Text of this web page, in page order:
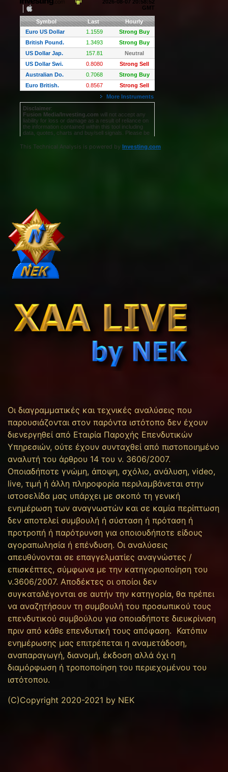
This Technical Analysis is powered by Investing.com
Οι διαγραμματικές και τεχνικές αναλύσεις που
παρουσιάζονται στον παρόντα ιστότοπο δεν έχουν
διενεργηθεί από Εταιρία Παροχής Επενδυτικών
Υπηρεσιών, ούτε έχουν συνταχθεί από πιστοποιημένο
αναλυτή του άρθρου 14 του ν. 3606/2007.
Οποιαδήποτε γνώμη, άποψη, σχόλιο, ανάλυση, video,
live, τιμή ή άλλη πληροφορία περιλαμβάνεται στην
ιστοσελίδα μας υπάρχει με σκοπό τη γενική
ενημέρωση των αναγνωστών και σε καμία περίπτωση
δεν αποτελεί συμβουλή ή σύσταση ή πρόταση ή
προτροπή ή παρότρυνση για οποιουδήποτε είδους
αγοραπωλησία ή επένδυση. Οι αναλύσεις
απευθύνονται σε επαγγελματίες αναγνώστες /
επισκέπτες, σύμφωνα με την κατηγοριοποίηση του
ν.3606/2007. Αποδέκτες οι οποίοι δεν
συγκαταλέγονται σε αυτήν την κατηγορία, θα πρέπει
να αναζητήσουν τη συμβουλή του προσωπικού τους
επενδυτικού συμβούλου για οποιαδήποτε διευκρίνιση
πριν από κάθε επενδυτική τους απόφαση. Κατόπιν
ενημέρωσης μας επιτρέπεται η αναμετάδοση,
αναπαραγωγή, διανομή, έκδοση αλλά όχι η
διαμόρφωση ή τροποποίηση του περιεχομένου του
ιστότοπου.
(C)Copyright 2020-2021 by NEK